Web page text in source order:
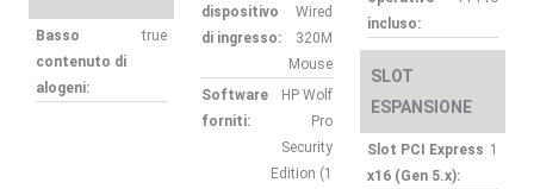
Basso
contenuto di
alogeni:
true
dispositivo
di ingresso:
Wired
320M
Mouse
Software
forniti:
HP Wolf
Pro
Security
Edition (1
incluso:
SLOT
ESPANSIONE
Slot PCI Express
x16 (Gen 5.x):
1